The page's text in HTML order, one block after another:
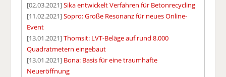
[02.03.2021]Sika entwickelt Verfahren für Betonrecycling
[11.02.2021]Sopro: Große Resonanz für neues Online-
Event
[13.01.2021]Thomsit: LVT-Beläge auf rund 8.000
Quadratmetern eingebaut
[13.01.2021] Bona: Basis für eine traumhafte
Neueröffnung